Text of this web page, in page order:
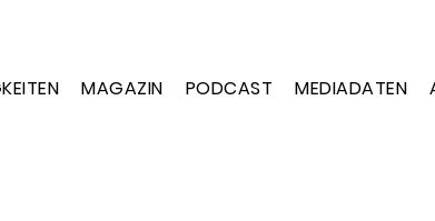
MAGAZIN PODCAST MEDIADATEN